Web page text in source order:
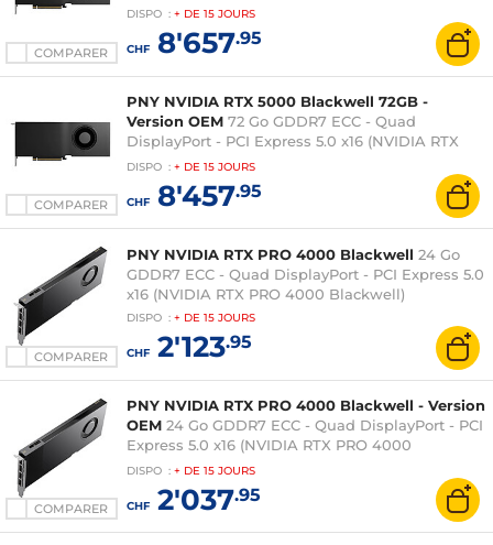
COMPARER
DISPO : + DE 15 JOURS
CHF8'657.95
COMPARER
PNY NVIDIA RTX 5000 Blackwell 72GB -
Version OEM 72 Go GDDR7 ECC - Quad
DisplayPort - PCI Express 5.0 x16 (NVIDIA RTX
PRO 5000 Blackwell)
DISPO : + DE 15 JOURS
CHF8'457.95
COMPARER
PNY NVIDIA RTX PRO 4000 Blackwell 24 Go
GDDR7 ECC - Quad DisplayPort - PCI Express 5.0
x16 (NVIDIA RTX PRO 4000 Blackwell)
DISPO : + DE 15 JOURS
CHF2'123.95
COMPARER
PNY NVIDIA RTX PRO 4000 Blackwell - Version
OEM 24 Go GDDR7 ECC - Quad DisplayPort - PCI
Express 5.0 x16 (NVIDIA RTX PRO 4000
Blackwell)
DISPO : + DE 15 JOURS
CHF2'037.95